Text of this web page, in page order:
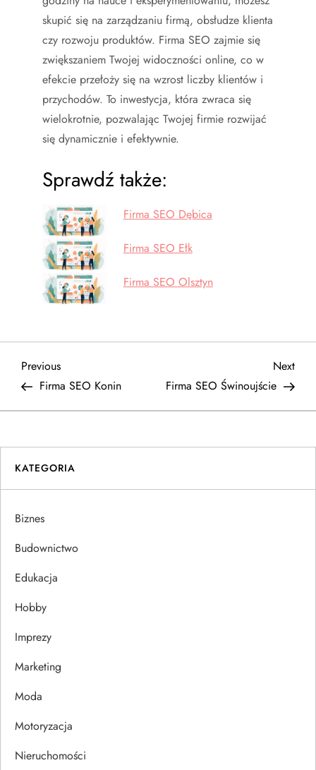
skupić się na zarządzaniu firmą, obsłudze klienta
czy rozwoju produktów. Firma SEO zajmie się
zwiększaniem Twojej widoczności online, co w
efekcie przełoży się na wzrost liczby klientów i
przychodów. To inwestycja, która zwraca się
wielokrotnie, pozwalając Twojej firmie rozwijać
się dynamicznie i efektywnie.
Sprawdź także:
Firma SEO Dębica
Firma SEO Ełk
Firma SEO Olsztyn
N
a
w
i
g
a
c
j
a
w
p
i
Previous
Post
Previous
Firma SEO Konin
Next
Post
Next
Firma SEO Świnoujście
KATEGORIA
Biznes
Budownictwo
Edukacja
Hobby
Imprezy
Marketing
Moda
Motoryzacja
Nieruchomości